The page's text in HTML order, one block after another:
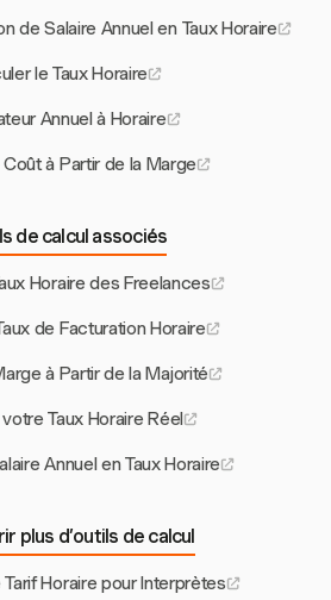
de Salaire Annuel en Taux Horaire
le Taux Horaire
Annuel à Horaire
à Partir de la Marge
de calcul associés
Horaire des Freelances
de Facturation Horaire
à Partir de la Majorité
Taux Horaire Réel
Annuel en Taux Horaire
plus d’outils de calcul
Horaire pour Interprètes